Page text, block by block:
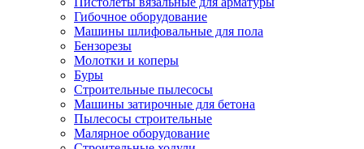
Гибочное оборудование
Машины шлифовальные для пола
Бензорезы
Молотки и коперы
Буры
Строительные пылесосы
Машины затирочные для бетона
Пылесосы строительные
Малярное оборудование